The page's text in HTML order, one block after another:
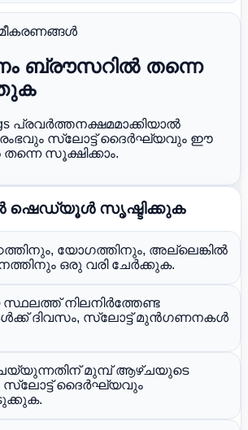
ബ്രൗസറിൽ തന്നെ
പ്രവർത്തനക്ഷമമാക്കിയാൽ
സ്ലോട്ട് ദൈർഘ്യവും ഈ
സൂക്ഷിക്കാം.
ഷെഡ്യൂൾ സൃഷ്ടിക്കുക
യോഗത്തിനും, അല്ലെങ്കിൽ
ഒരു വരി ചേർക്കുക.
സ്ഥലത്ത് നിലനിർത്തേണ്ട
ദിവസം, സ്ലോട്ട് മുൻഗണനകൾ
മുമ്പ് ആഴ്ചയുടെ
സ്ലോട്ട് ദൈർഘ്യവും